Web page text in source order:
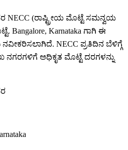
NECC (ರಾಷ್ಟ್ರೀಯ ಮೊಟ್ಟೆ ಸಮನ್ವಯ
Bangalore, Karnataka ಗಾಗಿ ಈ
NECC ಪ್ರತಿದಿನ ಬೆಳಿಗ್ಗೆ
ನಗರಗಳಿಗೆ ಅಧಿಕೃತ ಮೊಟ್ಟೆ ದರಗಳನ್ನು